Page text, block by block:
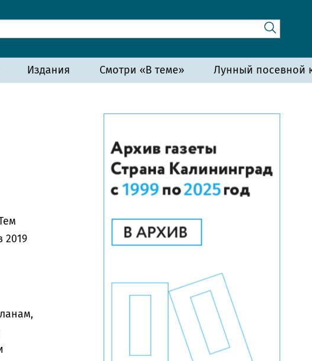
Издания Смотри «В теме» Лунный посевной
2019